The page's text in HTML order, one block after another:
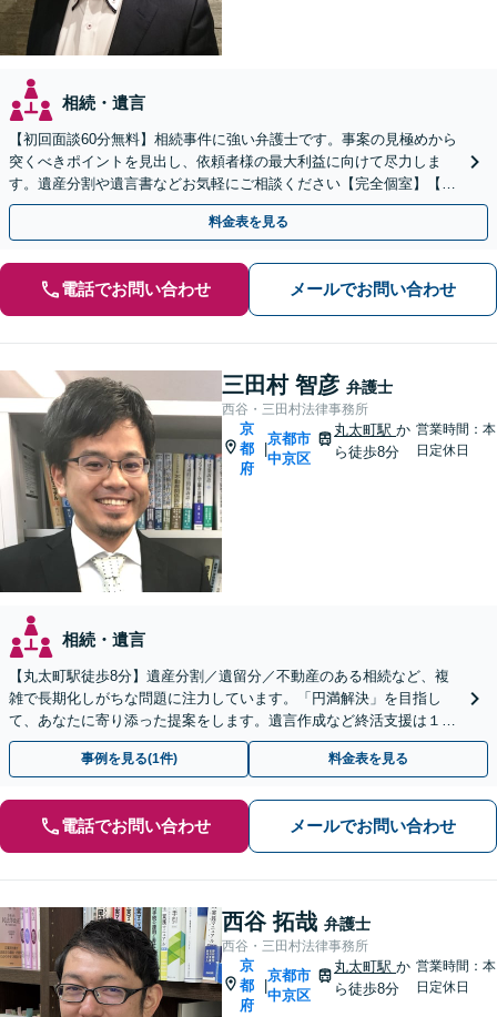
相続・遺言
【初回面談60分無料】相続事件に強い弁護士です。事案の見極めから
突くべきポイントを見出し、依頼者様の最大利益に向けて尽力しま
す。遺産分割や遺言書などお気軽にご相談ください【完全個室】【丸
太町駅5分】
料金表を見る
電話でお問い合わせ メールでお問い合わせ
三田村 智彦 弁護士
西谷・三田村法律事務所
京
都
府
|
京都市
中京区
丸太町駅か
ら徒歩8分
営業時間：本
日定休日
相続・遺言
【丸太町駅徒歩8分】遺産分割／遺留分／不動産のある相続など、複
雑で長期化しがちな問題に注力しています。「円満解決」を目指し
て、あなたに寄り添った提案をします。遺言作成など終活支援は１１
万円（税込）〜。【明瞭会計・スピード対応】【他士業連携】
事例を見る(1件) 料金表を見る
電話でお問い合わせ メールでお問い合わせ
西谷 拓哉 弁護士
西谷・三田村法律事務所
京
都
府
|
京都市
中京区
丸太町駅か
ら徒歩8分
営業時間：本
日定休日